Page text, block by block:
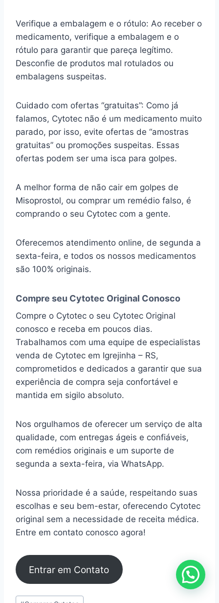
Verifique a embalagem e o rótulo: Ao receber o
medicamento, verifique a embalagem e o
rótulo para garantir que pareça legítimo.
Desconfie de produtos mal rotulados ou
embalagens suspeitas.
Cuidado com ofertas “gratuitas”: Como já
falamos, Cytotec não é um medicamento muito
parado, por isso, evite ofertas de “amostras
gratuitas” ou promoções suspeitas. Essas
ofertas podem ser uma isca para golpes.
A melhor forma de não cair em golpes de
Misoprostol, ou comprar um remédio falso, é
comprando o seu Cytotec com a gente.
Oferecemos atendimento online, de segunda a
sexta-feira, e todos os nossos medicamentos
são 100% originais.
Compre seu Cytotec Original Conosco
Compre o Cytotec o seu Cytotec Original
conosco e receba em poucos dias.
Trabalhamos com uma equipe de especialistas
venda de Cytotec em Igrejinha – RS,
comprometidos e dedicados a garantir que sua
experiência de compra seja confortável e
mantida em sigilo absoluto.
Nos orgulhamos de oferecer um serviço de alta
qualidade, com entregas ágeis e confiáveis,
com remédios originais e um suporte de
segunda a sexta-feira, via WhatsApp.
Nossa prioridade é a saúde, respeitando suas
escolhas e seu bem-estar, oferecendo Cytotec
original sem a necessidade de receita médica.
Entre em contato conosco agora!
Entrar em Contato
Tags